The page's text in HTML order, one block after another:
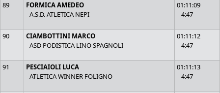
89
FORMICA AMEDEO
- A.S.D. ATLETICA NEPI
01:11:09
4:47
90
CIAMBOTTINI MARCO
- ASD PODISTICA LINO SPAGNOLI
01:11:12
4:47
91
PESCIAIOLI LUCA
- ATLETICA WINNER FOLIGNO
01:11:13
4:47